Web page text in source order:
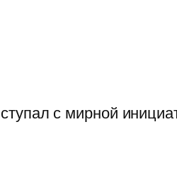
с мирной